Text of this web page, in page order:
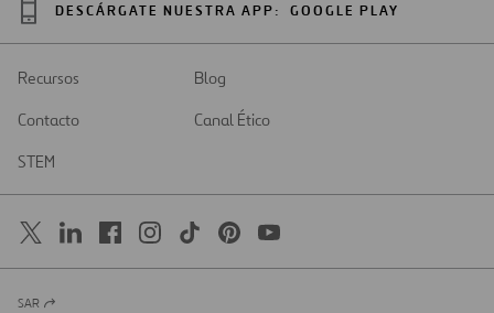
DESCÁRGATE NUESTRA APP: GOOGLE PLAY
Recursos
Blog
Contacto
Canal Ético
STEM
Abrir
SAR